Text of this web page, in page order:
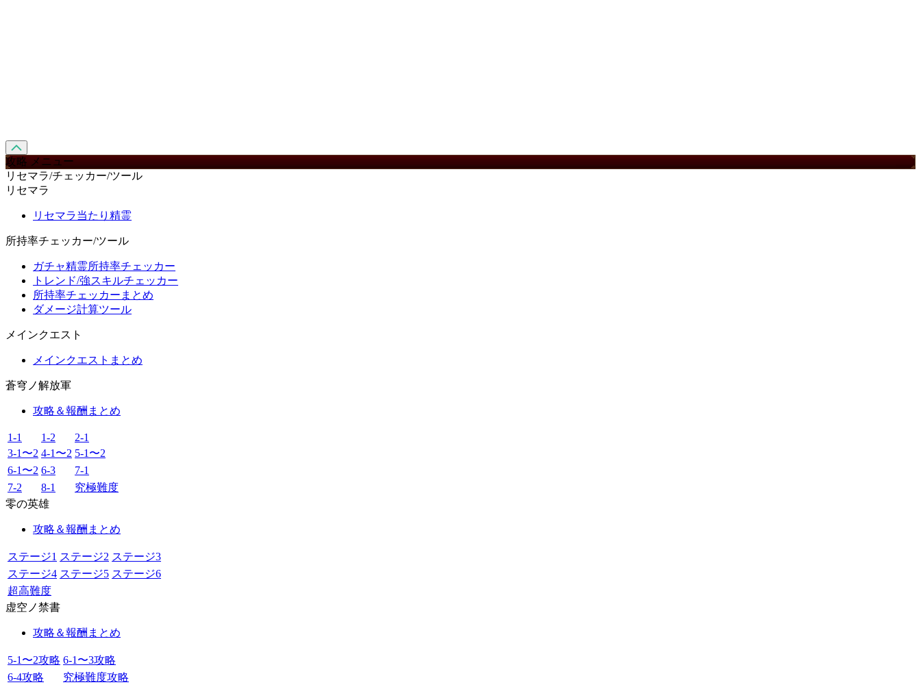
攻略 メニュー
リセマラ/チェッカー/ツール
リセマラ
リセマラ当たり精霊
所持率チェッカー/ツール
ガチャ精霊所持率チェッカー
トレンド/強スキルチェッカー
所持率チェッカーまとめ
ダメージ計算ツール
メインクエスト
メインクエストまとめ
蒼穹ノ解放軍
攻略＆報酬まとめ
1-1 1-2
2-1
3-1〜2 4-1〜2 5-1〜2
6-1〜2 6-3
7-1
7-2
8-1
究極難度
零の英雄
攻略＆報酬まとめ
ステージ1 ステージ2 ステージ3
ステージ4 ステージ5 ステージ6
超高難度
虚空ノ禁書
攻略＆報酬まとめ
5-1〜2攻略 6-1〜3攻略
6-4攻略
究極難度攻略